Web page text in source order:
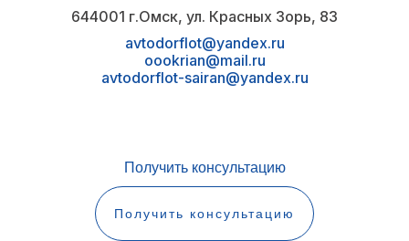
644001 г.Омск, ул. Красных Зорь, 83
avtodorflot@yandex.ru
oookrian@mail.ru
avtodorflot-sairan@yandex.ru
Получить консультацию
Получить консультацию